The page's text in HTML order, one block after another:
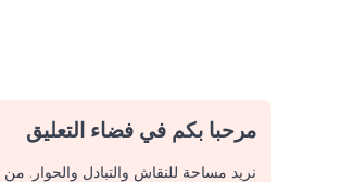
مرحبا بكم في فضاء التعليق
نريد مساحة للنقاش والتبادل والحوار.